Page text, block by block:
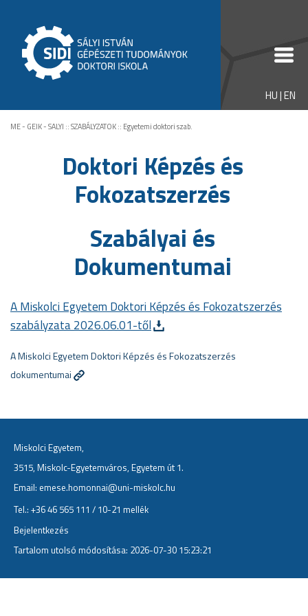
HU|EN
ME - GEIK - SALYI ::SZABÁLYZATOK:: Egyetemi doktori szab.
Doktori Képzés és
Fokozatszerzés
Szabályai és
Dokumentumai
A Miskolci Egyetem Doktori Képzés és Fokozatszerzés
szabályzata 2026.06.01-től
A Miskolci Egyetem Doktori Képzés és Fokozatszerzés
dokumentumai
Miskolci Egyetem,
3515, Miskolc-Egyetemváros, Egyetem út 1.
Email: emese.homonnai@uni-miskolc.hu
Tel.: +36 46 565 111 / 10-21 mellék
Bejelentkezés
Tartalom utolsó módosítása: 2026-07-30 15:23:21